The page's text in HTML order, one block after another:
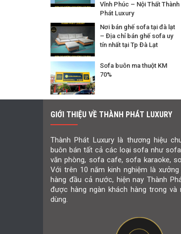
Vĩnh Phúc – Nội Thất Thành
Phát Luxury
Nơi bán ghế sofa tại đà lạt
– Địa chỉ bán ghế sofa uy
tín nhất tại Tp Đà Lạt
Sofa buôn ma thuột KM
70%
GIỚI THIỆU VỀ THÀNH PHÁT LUXURY
Thành Phát Luxury là thương hiệu
buôn bán tất cả các loại sofa như
văn phòng, sofa cafe, sofa karaoke,
Với trên 10 năm kinh nghiệm là
hàng đầu cả nước, hiện nay Thành
được hàng ngàn khách hàng trong và
dùng.